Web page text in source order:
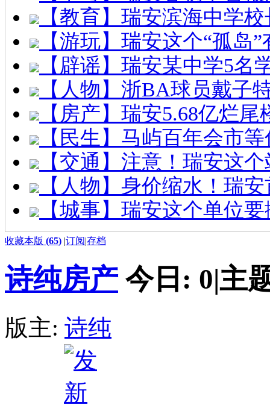
【教育】瑞安滨海中学
【游玩】瑞安这个“孤岛
【辟谣】瑞安某中学5名
【人物】浙BA球员戴子
【房产】瑞安5.68亿烂
【民生】马屿百年会市
【交通】注意！瑞安这
【人物】身价缩水！瑞
【城事】瑞安这个单位
收藏本版 (65) |订阅|存档
诗纯房产 今日: 0|主
版主: 诗纯